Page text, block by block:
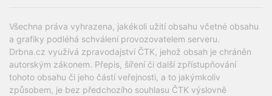
Všechna práva vyhrazena, jakékoli užití obsahu včetné obsahu
a grafiky podléhá schválení provozovatelem serveru.
Drbna.cz využívá zpravodajství ČTK, jehož obsah je chráněn
autorským zákonem. Přepis, šíření či další zpřístupňování
tohoto obsahu či jeho částí veřejnosti, a to jakýmkoliv
způsobem, je bez předchozího souhlasu ČTK výslovně